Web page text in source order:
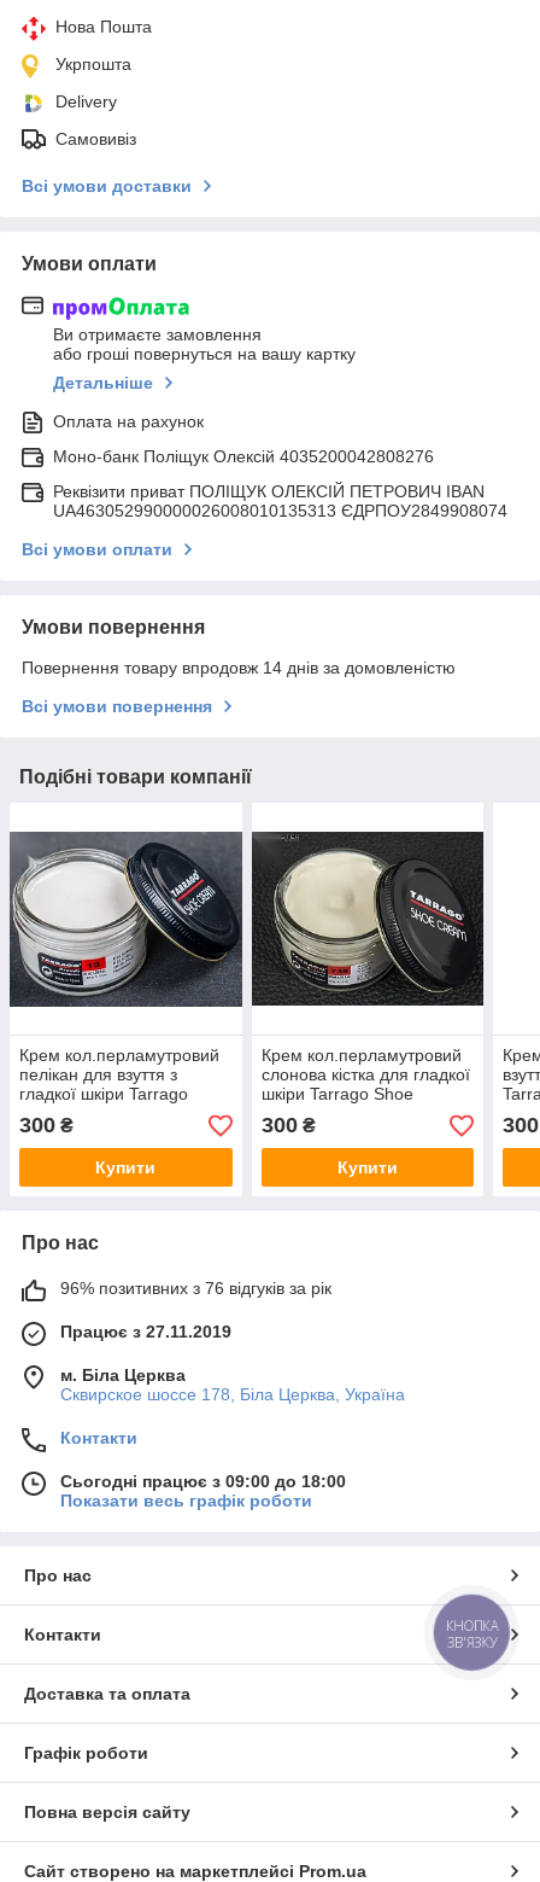
Нова Пошта
Укрпошта
Delivery
Самовивіз
Всі умови доставки
Умови оплати
Ви отримаєте замовлення
або гроші повернуться на вашу картку
Детальніше
Оплата на рахунок
Моно-банк Поліщук Олексій 4035200042808276
Реквізити приват ПОЛІЩУК ОЛЕКСІЙ ПЕТРОВИЧ IBAN
UA463052990000026008010135313 ЄДРПОУ2849908074
Всі умови оплати
Умови повернення
Повернення товару впродовж 14 днів за домовленістю
Всі умови повернення
Подібні товари компанії
Крем кол.перламутровий
пелікан для взуття з
гладкої шкіри Tarrago
Shoe Cream, 50 мл, (719)
300 ₴
Купити
Крем кол.перламутровий
слонова кістка для гладкої
шкіри Tarrago Shoe
Cream, 50 мл, (736)
300₴
Купити
мл,
300
Про нас
96% позитивних з 76 відгуків за рік
Працює з 27.11.2019
м. Біла Церква
Сквирское шоссе 178, Біла Церква, Україна
Контакти
Сьогодні працює з 09:00 до 18:00
Показати весь графік роботи
Про нас
Контакти
Доставка та оплата
Графік роботи
Повна версія сайту
Сайт створено на маркетплейсі Prom.ua
КНОПКА
ЗВ'ЯЗКУ